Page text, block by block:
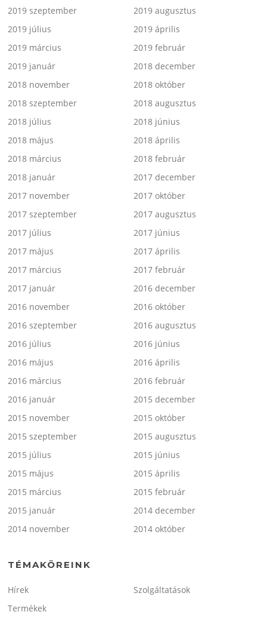
2019 szeptember
2019 augusztus
2019 július
2019 április
2019 március
2019 február
2019 január
2018 december
2018 november
2018 október
2018 szeptember
2018 augusztus
2018 július
2018 június
2018 május
2018 április
2018 március
2018 február
2018 január
2017 december
2017 november
2017 október
2017 szeptember
2017 augusztus
2017 július
2017 június
2017 május
2017 április
2017 március
2017 február
2017 január
2016 december
2016 november
2016 október
2016 szeptember
2016 augusztus
2016 július
2016 június
2016 május
2016 április
2016 március
2016 február
2016 január
2015 december
2015 november
2015 október
2015 szeptember
2015 augusztus
2015 július
2015 június
2015 május
2015 április
2015 március
2015 február
2015 január
2014 december
2014 november
2014 október
TÉMAKÖREINK
Hírek
Szolgáltatások
Termékek